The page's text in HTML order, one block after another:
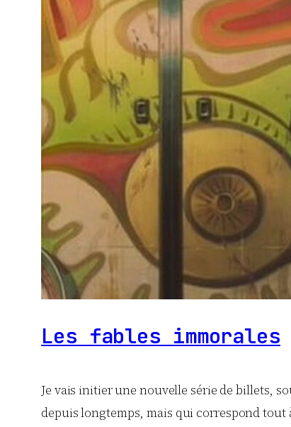
Les fables immorales
Je vais initier une nouvelle série de billets,
depuis longtemps, mais qui correspond tout